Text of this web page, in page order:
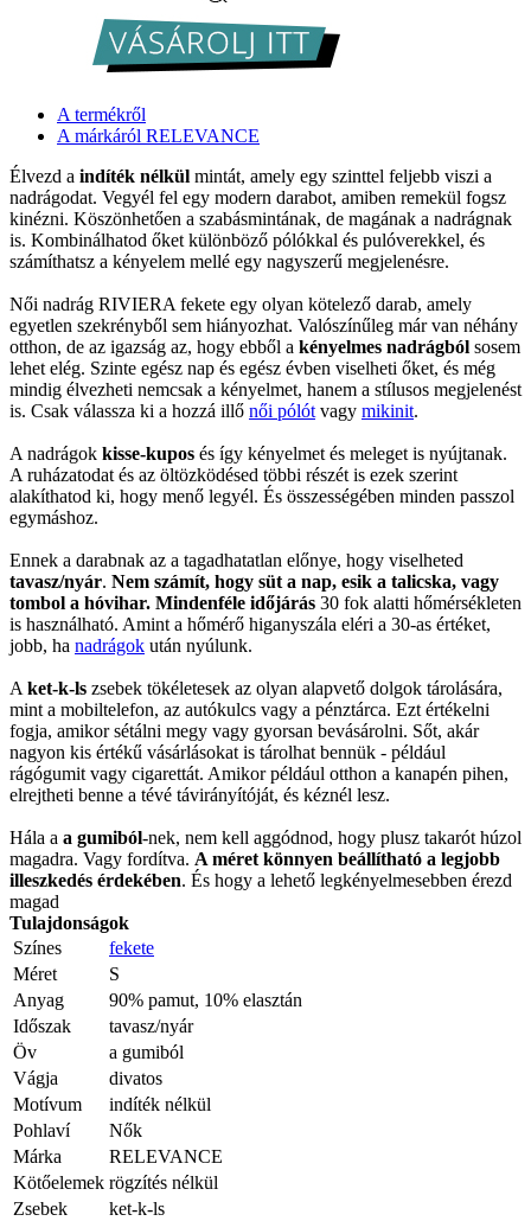
A termékről
A márkáról RELEVANCE
Élvezd a indíték nélkül mintát, amely egy szinttel feljebb viszi a
nadrágodat. Vegyél fel egy modern darabot, amiben remekül fogsz
kinézni. Köszönhetően a szabásmintának, de magának a nadrágnak
is. Kombinálhatod őket különböző pólókkal és pulóverekkel, és
számíthatsz a kényelem mellé egy nagyszerű megjelenésre.
Női nadrág RIVIERA fekete egy olyan kötelező darab, amely
egyetlen szekrényből sem hiányozhat. Valószínűleg már van néhány
otthon, de az igazság az, hogy ebből a kényelmes nadrágból sosem
lehet elég. Szinte egész nap és egész évben viselheti őket, és még
mindig élvezheti nemcsak a kényelmet, hanem a stílusos megjelenést
is. Csak válassza ki a hozzá illő női pólót vagy mikinit.
A nadrágok kisse-kupos és így kényelmet és meleget is nyújtanak.
A ruházatodat és az öltözködésed többi részét is ezek szerint
alakíthatod ki, hogy menő legyél. És összességében minden passzol
egymáshoz.
Ennek a darabnak az a tagadhatatlan előnye, hogy viselheted
tavasz/nyár. Nem számít, hogy süt a nap, esik a talicska, vagy
tombol a hóvihar. Mindenféle időjárás 30 fok alatti hőmérsékleten
is használható. Amint a hőmérő higanyszála eléri a 30-as értéket,
jobb, ha nadrágok után nyúlunk.
A ket-k-ls zsebek tökéletesek az olyan alapvető dolgok tárolására,
mint a mobiltelefon, az autókulcs vagy a pénztárca. Ezt értékelni
fogja, amikor sétálni megy vagy gyorsan bevásárolni. Sőt, akár
nagyon kis értékű vásárlásokat is tárolhat bennük - például
rágógumit vagy cigarettát. Amikor például otthon a kanapén pihen,
elrejtheti benne a tévé távirányítóját, és kéznél lesz.
Hála a a gumiból-nek, nem kell aggódnod, hogy plusz takarót húzol
magadra. Vagy fordítva. A méret könnyen beállítható a legjobb
illeszkedés érdekében. És hogy a lehető legkényelmesebben érezd
magad
Tulajdonságok
Színes
fekete
Méret
S
Anyag
90% pamut, 10% elasztán
Időszak
tavasz/nyár
Öv
a gumiból
Vágja
divatos
Motívum
indíték nélkül
Pohlaví
Nők
Márka
RELEVANCE
Kötőelemek rögzítés nélkül
Zsebek
ket-k-ls